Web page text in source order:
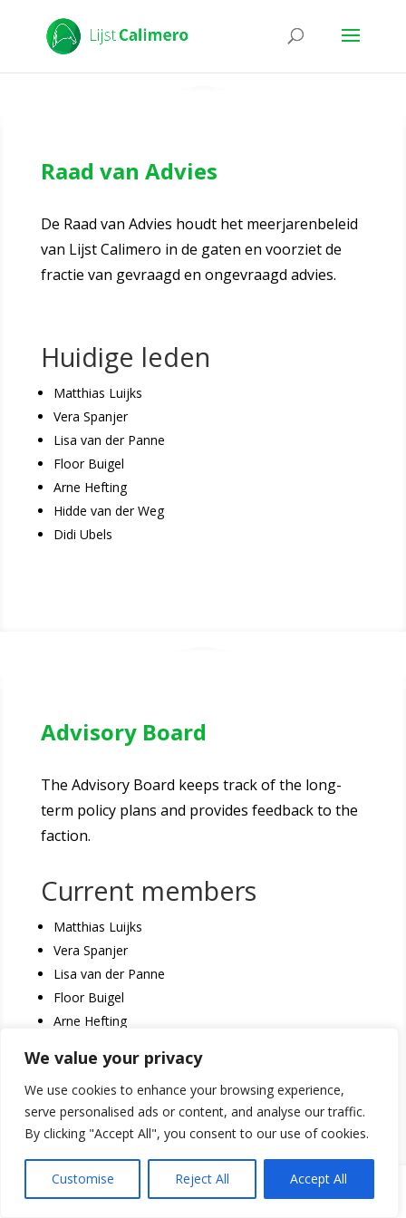
We value your privacy
We use cookies to enhance your browsing experience,
serve personalised ads or content, and analyse our traffic.
By clicking "Accept All", you consent to our use of cookies.
Customise Reject All Accept All
Raad van Advies
De Raad van Advies houdt het meerjarenbeleid
van Lijst Calimero in de gaten en voorziet de
fractie van gevraagd en ongevraagd advies.
Huidige leden
Matthias Luijks
Vera Spanjer
Lisa van der Panne
Floor Buigel
Arne Hefting
Hidde van der Weg
Didi Ubels
Advisory Board
The Advisory Board keeps track of the long-
term policy plans and provides feedback to the
faction.
Current members
Matthias Luijks
Vera Spanjer
Lisa van der Panne
Floor Buigel
Arne Hefting
Didi Ubels